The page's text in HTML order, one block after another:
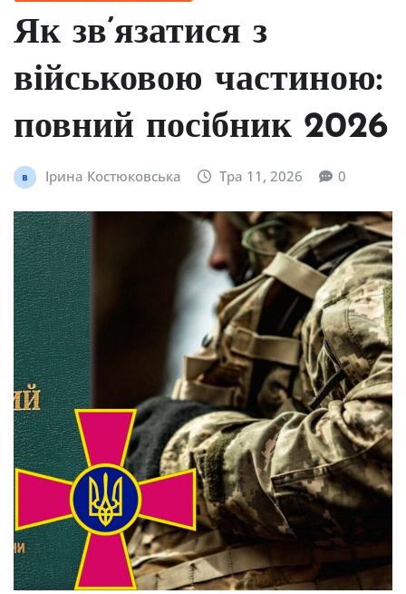
Як зв’язатися з
військовою частиною:
повний посібник 2026
Ірина Костюковська Тра 11, 2026 0